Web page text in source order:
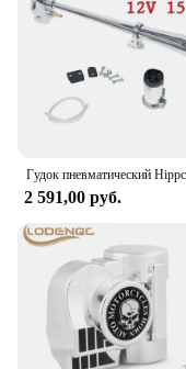
2 591,00 руб.